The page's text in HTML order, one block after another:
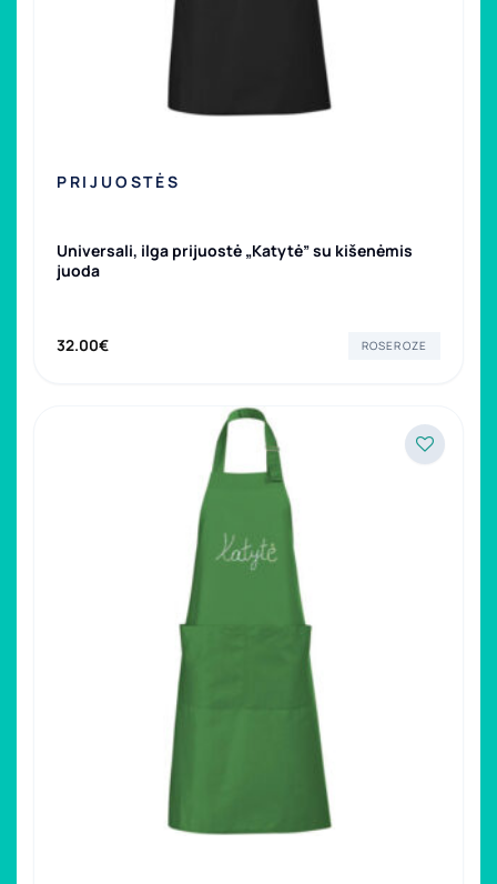
PRIJUOSTĖS
Universali, ilga prijuostė „Katytė” su kišenėmis
juoda
32.00€ ROSEROZE